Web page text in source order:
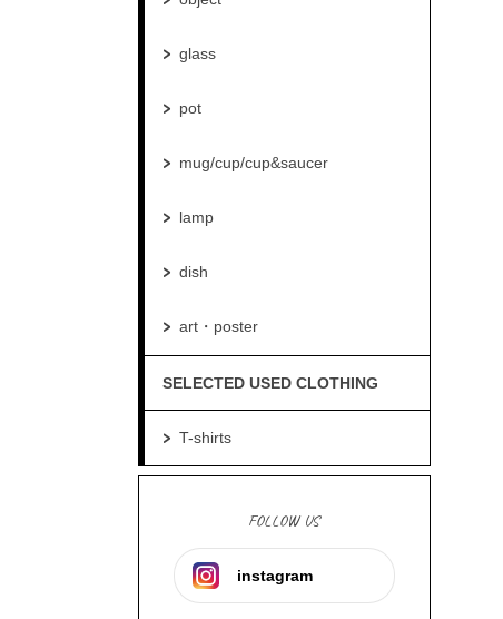
glass
pot
mug/cup/cup&saucer
lamp
dish
art・poster
SELECTED USED CLOTHING
T-shirts
FOLLOW US
instagram